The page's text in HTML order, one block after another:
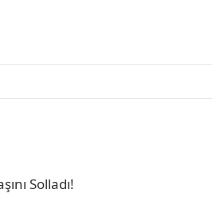
Solladı!